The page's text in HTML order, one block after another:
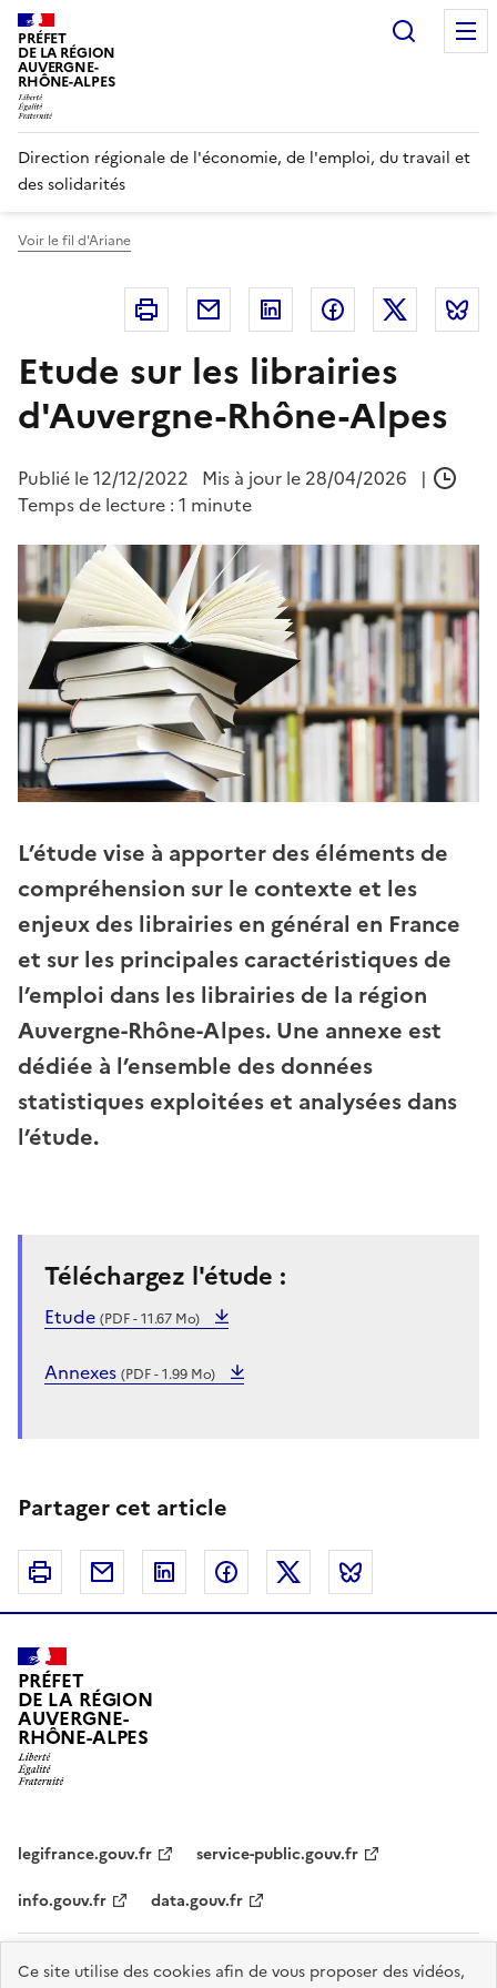
Panneau de gestion des cookies
Ce site utilise des cookies afin de vous proposer des vidéos,
PRÉFET
DE LA RÉGION
AUVERGNE-
RHÔNE-ALPES
Direction régionale de l'économie, de l'emploi, du travail et
des solidarités
Voir le fil d'Ariane
Imprimer Courriel Linkedin FacebookTwitter
Etude sur les librairies
d'Auvergne-Rhône-Alpes
Publié le12/12/2022 Mis à jour le 28/04/2026
|
Temps de lecture : 1 minute
L’étude vise à apporter des éléments de
compréhension sur le contexte et les
enjeux des librairies en général en France
et sur les principales caractéristiques de
l’emploi dans les librairies de la région
Auvergne-Rhône-Alpes. Une annexe est
dédiée à l’ensemble des données
statistiques exploitées et analysées dans
l’étude.
Téléchargez l'étude :
Etude (PDF - 11.67 Mo)
Annexes (PDF - 1.99 Mo)
Partager cet article
Imprimer Courriel Linkedin FacebookTwitter
PRÉFET
DE LA RÉGION
AUVERGNE-
RHÔNE-ALPES
legifrance.gouv.fr
service-public.gouv.fr
info.gouv.fr
data.gouv.fr
Plan du site Données personnelles et cookies Accessibilité :